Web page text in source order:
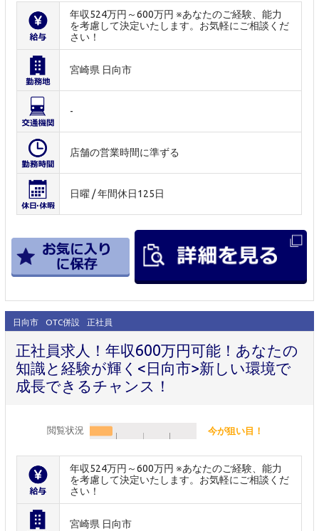
年収524万円～600万円 ※あなたのご経験、能力
を考慮して決定いたします。お気軽にご相談くだ
さい！
宮崎県 日向市
-
店舗の営業時間に準ずる
日曜 / 年間休日125日
日向市 OTC併設 正社員
正社員求人！年収600万円可能！あなたの
知識と経験が輝く<日向市>新しい環境で
成長できるチャンス！
閲覧状況 今が狙い目！
年収524万円～600万円 ※あなたのご経験、能力
を考慮して決定いたします。お気軽にご相談くだ
さい！
宮崎県 日向市